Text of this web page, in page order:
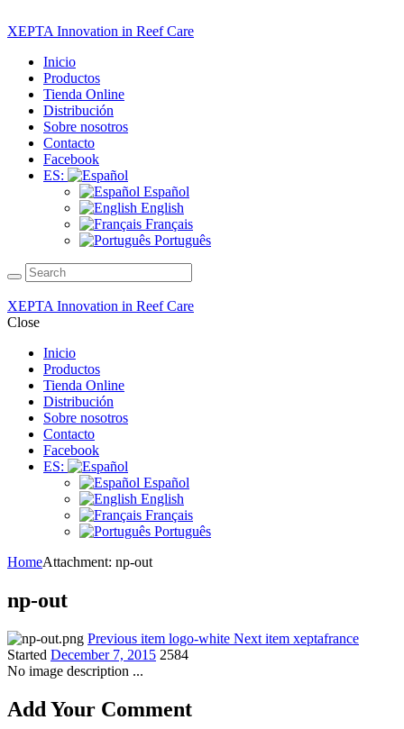
XEPTA Innovation in Reef Care
Inicio
Productos
Tienda Online
Distribución
Sobre nosotros
Contacto
Facebook
ES:
Español
English
Français
Português
XEPTA Innovation in Reef Care
Close
Inicio
Productos
Tienda Online
Distribución
Sobre nosotros
Contacto
Facebook
ES:
Español
English
Français
Português
HomeAttachment: np-out
np-out
Previous item logo-white Next item xeptafrance
Started December 7, 2015 2584
No image description ...
Add Your Comment